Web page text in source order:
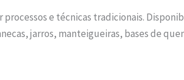
e técnicas tradicionais.
jarros, manteigueiras, bases de